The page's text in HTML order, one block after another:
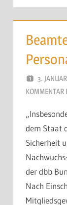
3.
KOMMENTAR
dem Staat
Sicherheit
der dbb
Nach